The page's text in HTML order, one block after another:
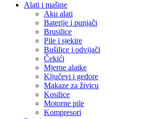
Alati i mašine
Aku alati
Baterije i punjači
Brusilice
Pile i sjekire
Bušilice i odvijači
Čekići
Mjerne alatke
Ključevi i gedore
Makaze za živicu
Kosilice
Motorne pile
Kompresori